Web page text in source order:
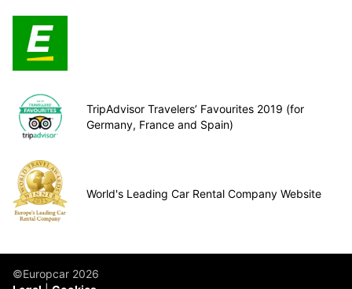
TripAdvisor Travelers’ Favourites 2019 (for
Germany, France and Spain)
World's Leading Car Rental Company Website
©Europcar 2026